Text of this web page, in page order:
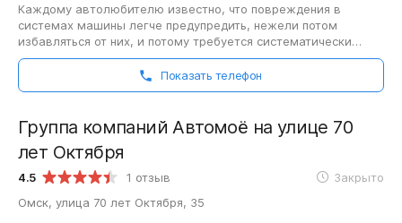
Каждому автолюбителю известно, что повреждения в
системах машины легче предупредить, нежели потом
избавляться от них, и потому требуется систематически
осуществлять техническое обслуживание…
Показать телефон
4.5 1 отзыв Закрыто
Группа компаний Автомоё на улице 70
лет Октября
Омск, улица 70 лет Октября, 35